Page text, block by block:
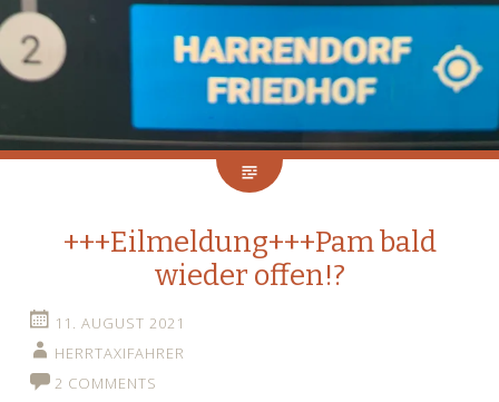
+++Eilmeldung+++Pam bald
wieder offen!?
11. AUGUST 2021
HERRTAXIFAHRER
2 COMMENTS